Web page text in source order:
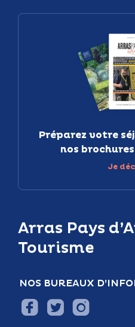
Arras Pays
Tourisme
NOS BUREAUX
Préparez votre
nos
Je